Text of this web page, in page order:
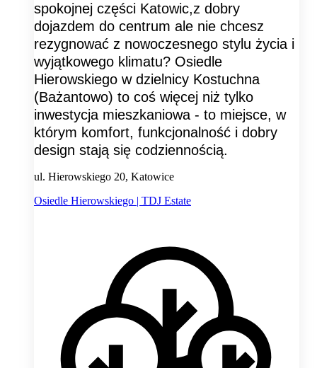
spokojnej części Katowic,z dobry
dojazdem do centrum ale nie chcesz
rezygnować z nowoczesnego stylu życia i
wyjątkowego klimatu? Osiedle
Hierowskiego w dzielnicy Kostuchna
(Bażantowo) to coś więcej niż tylko
inwestycja mieszkaniowa - to miejsce, w
którym komfort, funkcjonalność i dobry
design stają się codziennością.
ul. Hierowskiego 20, Katowice
Osiedle Hierowskiego | TDJ Estate